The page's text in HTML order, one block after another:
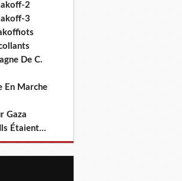
2
3
De C.
En Marche
Gaza
Étaient...